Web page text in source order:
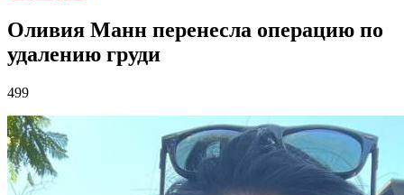
Оливия Манн перенесла операцию по
удалению груди
499